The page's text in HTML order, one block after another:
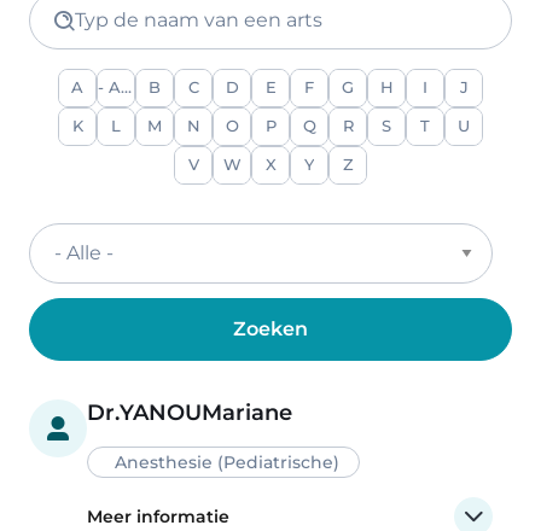
Typ de naam van een arts
A - Alle - B C D E F G H J
K M N O P Q R S T U
V W X Y Z
Dr.YANOUMariane
Anesthesie (Pediatrische)
Meer informatie